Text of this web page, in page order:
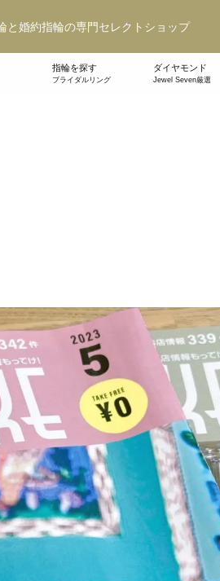
婚約指輪の専門セレクトショップ
指輪を探す
ブライダルリング
ダイヤモンド
Jewel Seven厳選